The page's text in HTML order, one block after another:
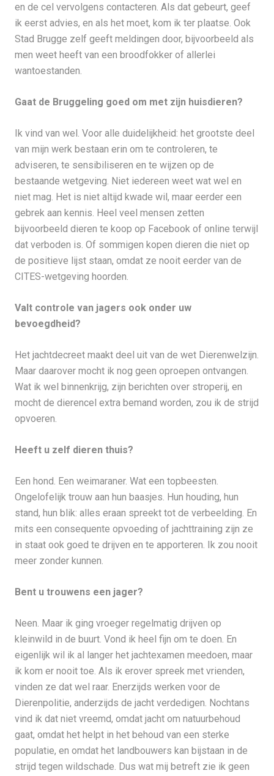
en de cel vervolgens contacteren. Als dat gebeurt, geef
ik eerst advies, en als het moet, kom ik ter plaatse. Ook
Stad Brugge zelf geeft meldingen door, bijvoorbeeld als
men weet heeft van een broodfokker of allerlei
wantoestanden.
Gaat de Bruggeling goed om met zijn huisdieren?
Ik vind van wel. Voor alle duidelijkheid: het grootste deel
van mijn werk bestaan erin om te controleren, te
adviseren, te sensibiliseren en te wijzen op de
bestaande wetgeving. Niet iedereen weet wat wel en
niet mag. Het is niet altijd kwade wil, maar eerder een
gebrek aan kennis. Heel veel mensen zetten
bijvoorbeeld dieren te koop op Facebook of online terwijl
dat verboden is. Of sommigen kopen dieren die niet op
de positieve lijst staan, omdat ze nooit eerder van de
CITES-wetgeving hoorden.
Valt controle van jagers ook onder uw
bevoegdheid?
Het jachtdecreet maakt deel uit van de wet Dierenwelzijn.
Maar daarover mocht ik nog geen oproepen ontvangen.
Wat ik wel binnenkrijg, zijn berichten over stroperij, en
mocht de dierencel extra bemand worden, zou ik de strijd
opvoeren.
Heeft u zelf dieren thuis?
Een hond. Een weimaraner. Wat een topbeesten.
Ongelofelijk trouw aan hun baasjes. Hun houding, hun
stand, hun blik: alles eraan spreekt tot de verbeelding. En
mits een consequente opvoeding of jachttraining zijn ze
in staat ook goed te drijven en te apporteren. Ik zou nooit
meer zonder kunnen.
Bent u trouwens een jager?
Neen. Maar ik ging vroeger regelmatig drijven op
kleinwild in de buurt. Vond ik heel fijn om te doen. En
eigenlijk wil ik al langer het jachtexamen meedoen, maar
ik kom er nooit toe. Als ik erover spreek met vrienden,
vinden ze dat wel raar. Enerzijds werken voor de
Dierenpolitie, anderzijds de jacht verdedigen. Nochtans
vind ik dat niet vreemd, omdat jacht om natuurbehoud
gaat, omdat het helpt in het behoud van een sterke
populatie, en omdat het landbouwers kan bijstaan in de
strijd tegen wildschade. Dus wat mij betreft zie ik geen